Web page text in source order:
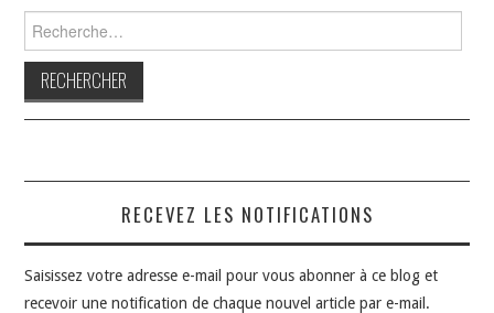
RECEVEZ LES NOTIFICATIONS
Saisissez votre adresse e-mail pour vous abonner à ce blog et
recevoir une notification de chaque nouvel article par e-mail.